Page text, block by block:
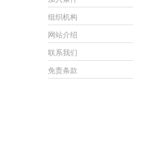
组织机构
网站介绍
联系我们
免责条款